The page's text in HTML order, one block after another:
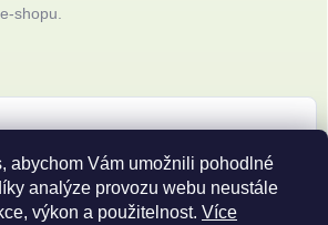
abychom Vám umožnili pohodlné
analýze provozu webu neustále
výkon a použitelnost. Více
shopu.
spodmínkami ochrany osobních údajů